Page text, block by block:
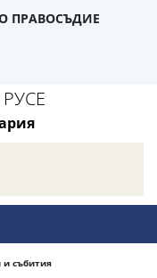
ПРАВОСЪДИЕ
събития